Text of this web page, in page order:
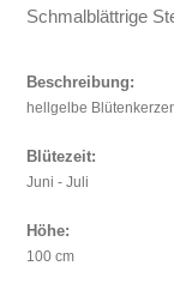
Schmalblättrige
Beschreibung:
hellgelbe
Blütezeit:
Juni - Juli
Höhe:
100 cm